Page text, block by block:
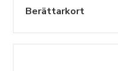
Berättarkort